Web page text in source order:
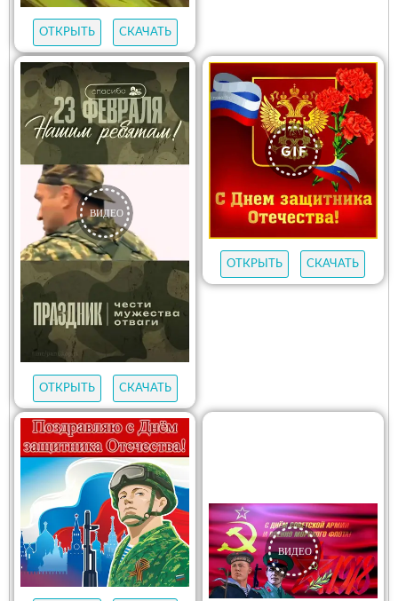
ОТКРЫТЬ СКАЧАТЬ
ОТКРЫТЬ СКАЧАТЬ
ОТКРЫТЬ СКАЧАТЬ